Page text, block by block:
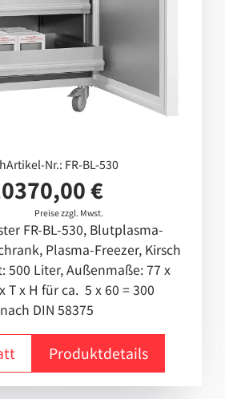
Artikel-Nr.: FR-BL-530
€
Preise zzgl. Mwst.
FR-BL-530, Blutplasma-
Plasma-Freezer, Kirsch
500 Liter, Außenmaße: 77 x
T x H für ca. 5 x 60 = 300
DIN 58375
Produktdetails